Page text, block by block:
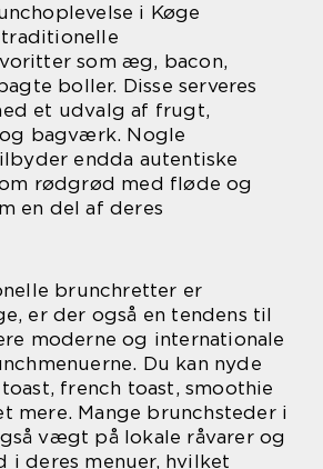
i Køge
som æg, bacon,
boller. Disse serveres
et udvalg af frugt,
bagværk. Nogle
endda autentiske
rødgrød med fløde og
en del af deres
brunchretter er
er der også en tendens til
moderne og internationale
Du kan nyde
french toast, smoothie
mere. Mange brunchsteder i
vægt på lokale råvarer og
deres menuer, hvilket